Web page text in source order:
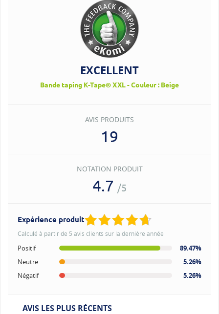
EXCELLENT
Bande taping K-Tape® XXL - Couleur : Beige
AVIS PRODUITS
19
NOTATION PRODUIT
4.7 /5
Expérience produit
Calculé à partir de 5 avis clients sur la dernière année
Positif
89.47%
Neutre
5.26%
Négatif
5.26%
AVIS LES PLUS RÉCENTS